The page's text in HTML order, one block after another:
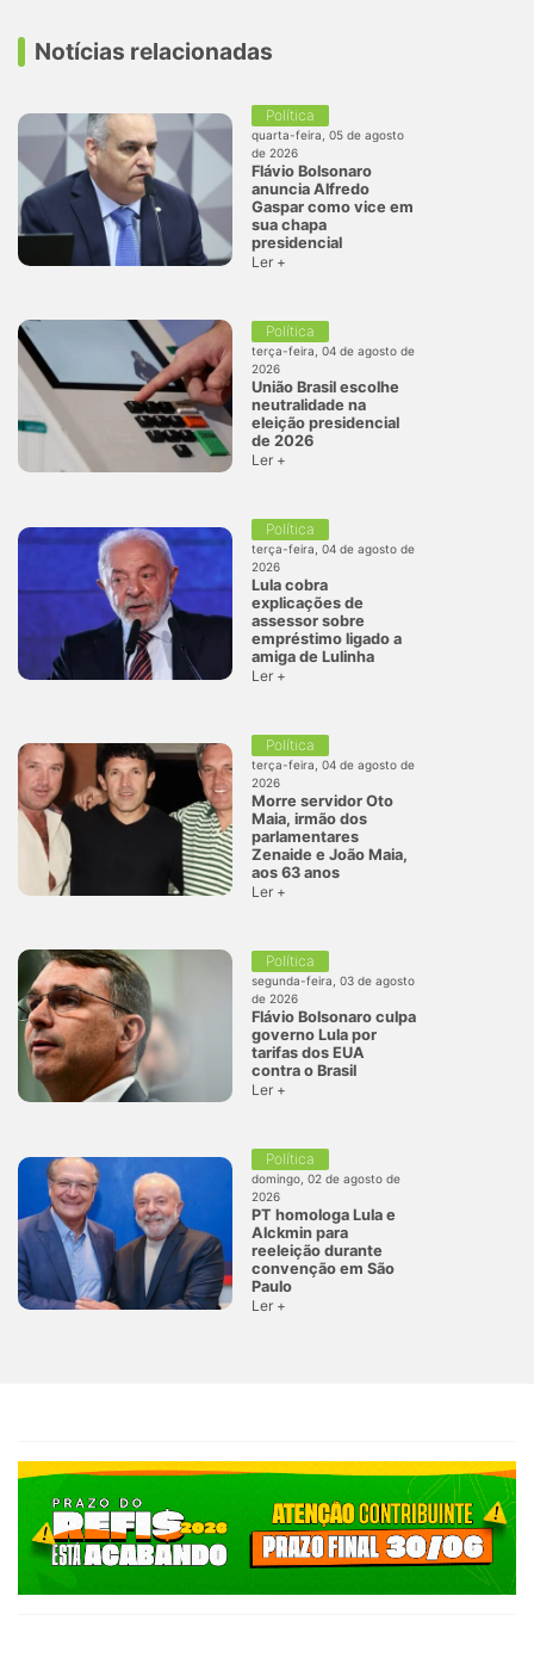
Notícias relacionadas
Política
quarta-feira, 05 de agosto
de 2026
Flávio Bolsonaro
anuncia Alfredo
Gaspar como vice em
sua chapa
presidencial
Ler +
Política
terça-feira, 04 de agosto de
2026
União Brasil escolhe
neutralidade na
eleição presidencial
de 2026
Ler +
Política
terça-feira, 04 de agosto de
2026
Lula cobra
explicações de
assessor sobre
empréstimo ligado a
amiga de Lulinha
Ler +
Política
terça-feira, 04 de agosto de
2026
Morre servidor Oto
Maia, irmão dos
parlamentares
Zenaide e João Maia,
aos 63 anos
Ler +
Política
segunda-feira, 03 de agosto
de 2026
Flávio Bolsonaro culpa
governo Lula por
tarifas dos EUA
contra o Brasil
Ler +
Política
domingo, 02 de agosto de
2026
PT homologa Lula e
Alckmin para
reeleição durante
convenção em São
Paulo
Ler +